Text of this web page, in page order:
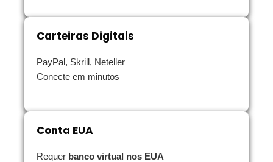
Carteiras Digitais
PayPal, Skrill, Neteller
Conecte em minutos
Conta EUA
Requer banco virtual nos EUA